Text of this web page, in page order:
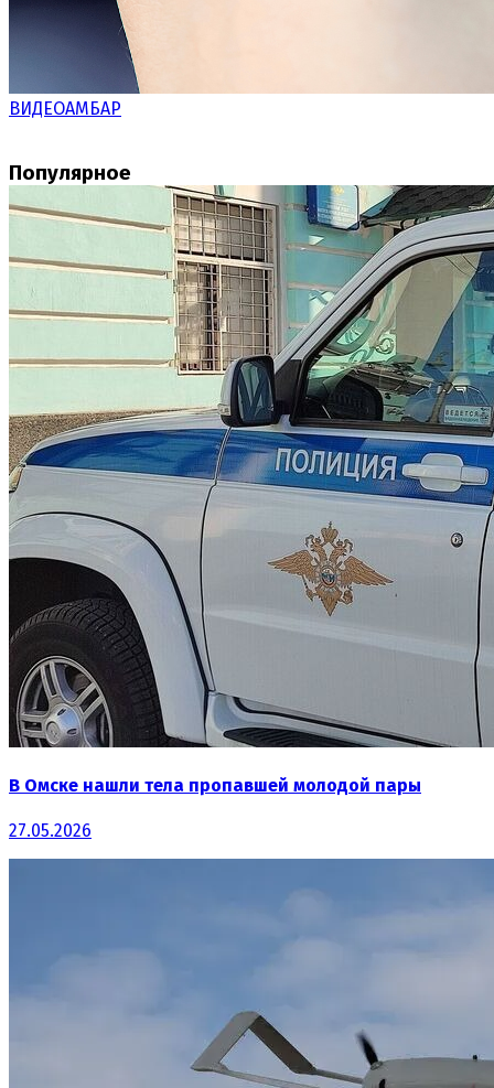
ВИДЕОАМБАР
Популярное
В Омске нашли тела пропавшей молодой пары
27.05.2026